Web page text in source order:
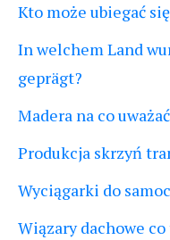
Kto może ubiegać
In welchem Land
geprägt?
Madera na co
Produkcja skrzyń
Wyciągarki do
Wiązary dachowe